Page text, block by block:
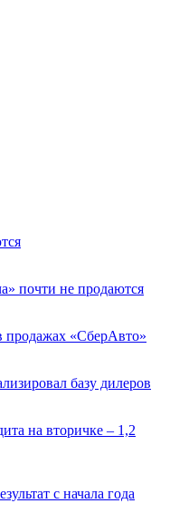
почти не продаются
продажах «СберАвто»
базу дилеров
на вторичке – 1,2
с начала года